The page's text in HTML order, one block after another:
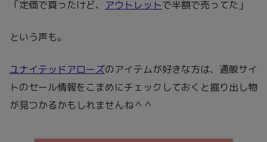
「3,4年前に買ったワンピースが着回ししやすいし使いや
また、